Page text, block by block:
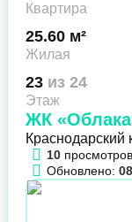
Квартира
25.60 м²
Жилая
23 из 24
Этаж
ЖК
Краснодарский
10 просмотров,
Обновлено: